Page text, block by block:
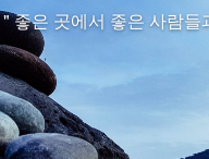
" 좋은 곳에서 좋은 사람